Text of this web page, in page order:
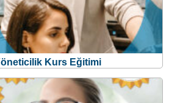
Yönetimi Kurs Eğitimi